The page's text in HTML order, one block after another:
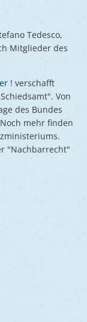
Tedesco,
Mitglieder des
! verschafft
Von
des Bundes
mehr finden
"Nachbarrecht"
werden